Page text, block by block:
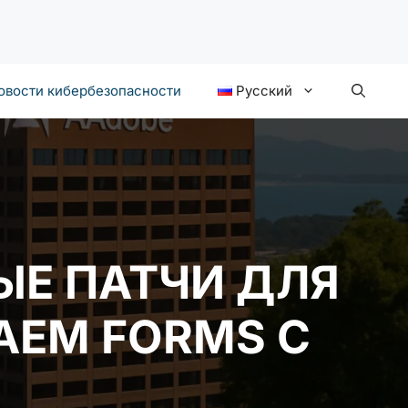
кибербезопасности Русский
ПАТЧИ ДЛЯ
FORMS С